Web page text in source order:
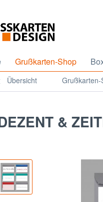
Grußkarten-Shop
Übersicht Grußkarten-
&